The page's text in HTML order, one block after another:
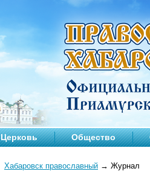
Церковь Общество
Хабаровск православный → Журнал